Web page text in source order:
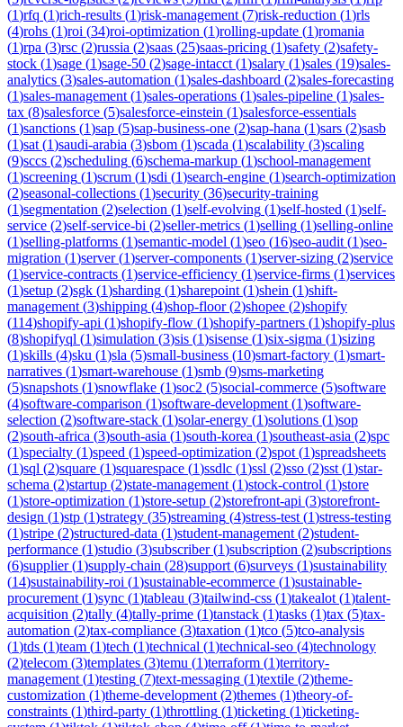
(1)rfq (1)rich-results (1)risk-management (7)risk-reduction (1)rls
(4)rohs (1)roi (34)roi-optimization (1)rolling-update (1)romania
(1)rpa (3)rsc (2)russia (2)saas (25)saas-pricing (1)safety (2)safety-
stock (1)sage (1)sage-50 (2)sage-intacct (1)salary (1)sales (19)sales-
analytics (3)sales-automation (1)sales-dashboard (2)sales-forecasting
(1)sales-management (1)sales-operations (1)sales-pipeline (1)sales-
tax (8)salesforce (5)salesforce-einstein (1)salesforce-essentials
(1)sanctions (1)sap (5)sap-business-one (2)sap-hana (1)sars (2)sasb
(1)sat (1)saudi-arabia (3)sbom (1)scada (1)scalability (3)scaling
(9)sccs (2)scheduling (6)schema-markup (1)school-management
(1)screening (1)scrum (1)sdi (1)search-engine (1)search-optimization
(2)seasonal-collections (1)security (36)security-training
(1)segmentation (2)selection (1)self-evolving (1)self-hosted (1)self-
service (2)self-service-bi (2)seller-metrics (1)selling (1)selling-online
(1)selling-platforms (1)semantic-model (1)seo (16)seo-audit (1)seo-
migration (1)server(1)server-components (1)server-sizing (2)service
(1)service-contracts (1)service-efficiency (1)service-firms (1)services
(1)setup (2)sgk (1)sharding (1)sharepoint (1)shein (1)shift-
management (3)shipping (4)shop-floor(2)shopee (2)shopify
(114)shopify-api (1)shopify-flow (1)shopify-partners (1)shopify-plus
(8)shopifyql (1)simulation (3)sis (1)sisense (1)six-sigma (1)sizing
(1)skills (4)sku (1)sla (5)small-business (10)smart-factory (1)smart-
narratives (1)smart-warehouse (1)smb (9)sms-marketing
(5)snapshots (1)snowflake (1)soc2 (5)social-commerce (5)software
(4)software-comparison (1)software-development (1)software-
selection (2)software-stack (1)solar-energy (1)solutions (1)sop
(2)south-africa (3)south-asia (1)south-korea (1)southeast-asia (2)spc
(1)specialty (1)speed (1)speed-optimization (2)spot (1)spreadsheets
(1)sql (2)square (1)squarespace (1)ssdlc (1)ssl (2)sso (2)sst (1)star-
schema (2)startup (2)state-management (1)stock-control (1)store
(1)store-optimization (1)store-setup (2)storefront-api (3)storefront-
design (1)stp (1)strategy (35)streaming (4)stress-test (1)stress-testing
(1)stripe (2)structured-data (1)student-management (2)student-
performance (1)studio (3)subscriber(1)subscription (2)subscriptions
(6)supplier(1)supply-chain (28)support (6)surveys (1)sustainability
(14)sustainability-roi (1)sustainable-ecommerce (1)sustainable-
procurement (1)sync (1)tableau (3)tailwind-css (1)takealot (1)talent-
acquisition (2)tally (4)tally-prime (1)tanstack (1)tasks (1)tax (5)tax-
automation (2)tax-compliance (3)taxation (1)tco (5)tco-analysis
(1)tds (1)team (1)tech (1)technical (1)technical-seo (4)technology
(2)telecom (3)templates (3)temu (1)terraform (1)territory-
management (1)testing (7)text-messaging (1)textile (2)theme-
customization (1)theme-development (2)themes (1)theory-of-
constraints (1)third-party (1)throttling (1)ticketing (1)ticketing-